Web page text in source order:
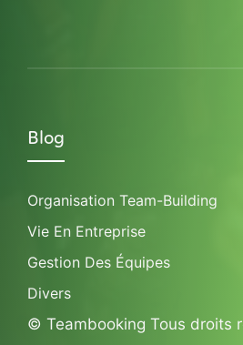
Blog
Organisation Team-Building
Vie En Entreprise
Gestion Des Équipes
Divers
© Teambooking Tous droits